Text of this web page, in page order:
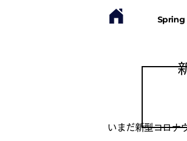
Spring
いまだ新型コロナ